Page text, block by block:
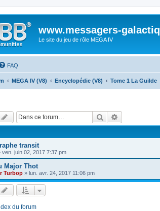
www.messagers-
Le site du jeu de rôle MEGA IV
FAQ
MEGA IV (V8) Encyclopédie (V8) Tome 1 La Guilde
Rechercher
transit
ven. juin 02, 2017 7:37 pm
Major Thot
Turbop » lun. avr. 24, 2017 11:06 pm
du forum